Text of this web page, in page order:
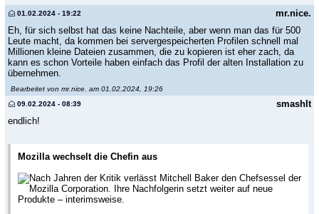
mr.nice.
01.02.2024 - 19:22
Eh, für sich selbst hat das keine Nachteile, aber wenn man das für 500
Leute macht, da kommen bei servergespeicherten Profilen schnell mal
Millionen kleine Dateien zusammen, die zu kopieren ist eher zach, da
kann es schon Vorteile haben einfach das Profil der alten Installation zu
übernehmen.
Bearbeitet von mr.nice. am 01.02.2024, 19:26
smashIt
09.02.2024 - 08:39
endlich!
Mozilla wechselt die Chefin aus
Nach Jahren der Kritik verlässt Mitchell Baker den Chefsessel der
Mozilla Corporation. Ihre Nachfolgerin setzt weiter auf neue
Produkte – interimsweise.